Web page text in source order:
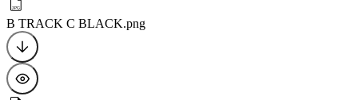
B TRACK C BLACK.png